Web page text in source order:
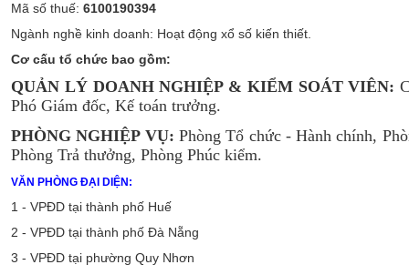
Mã số thuế: 6100190394
Ngành nghề kinh doanh: Hoạt động xổ số kiến thiết.
Cơ cấu tổ chức bao gồm:
QUẢN LÝ DOANH NGHIỆP & KIỂM SOÁT VIÊN:
Phó Giám đốc, Kế toán trưởng.
PHÒNG NGHIỆP VỤ: Phòng Tổ chức - Hành chính,
Phòng Trả thưởng, Phòng Phúc kiểm.
VĂN PHÒNG ĐẠI DIỆN:
1 - VPĐD tại thành phố Huế
2 - VPĐD tại thành phố Đà Nẵng
3 - VPĐD tại phường Quy Nhơn